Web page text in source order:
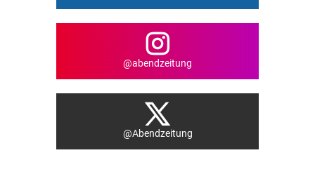
@abendzeitung
@Abendzeitung